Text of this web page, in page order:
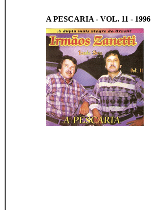
A PESCARIA - VOL. 11 - 1996